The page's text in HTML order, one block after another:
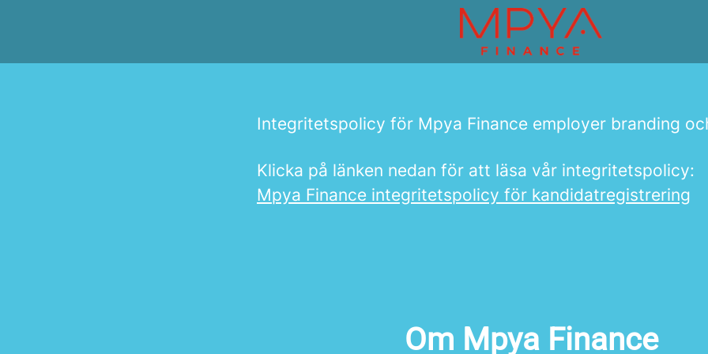
Integritetspolicy för Mpya Finance employer branding
Klicka på länken nedan för att läsa vår integritetspolicy:
Mpya Finance integritetspolicy för kandidatregistrering
Om Mpya Finance